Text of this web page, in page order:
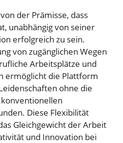
der Prämisse, dass
unabhängig von seiner
erfolgreich zu sein.
von zugänglichen Wegen
Arbeitsplätze und
ermöglicht die Plattform
ohne die
Diese Flexibilität
Gleichgewicht der Arbeit
und Innovation bei